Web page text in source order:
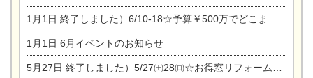
1月1日 終了しました）6/10-18☆予算￥500万でどこまでできるの？リフォーム相談会
1月1日 6月イベントのお知らせ
5月27日 終了しました）5/27㈯28㈰☆お得窓リフォーム個別相談会